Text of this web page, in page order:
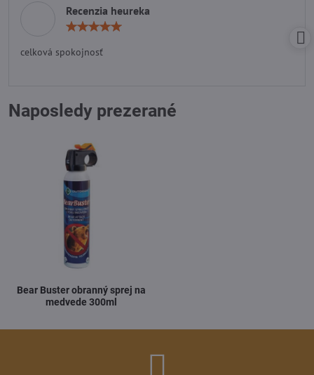
Recenzia heureka
celková spokojnosť
Naposledy prezerané
Bear Buster obranný sprej na
medvede 300ml